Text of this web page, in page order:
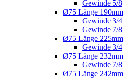
Gewinde 5/8
Ø75 Länge 190mm
Gewinde 3/4
Gewinde 7/8
Ø75 Länge 225mm
Gewinde 3/4
Ø75 Länge 232mm
Gewinde 7/8
Ø75 Länge 242mm